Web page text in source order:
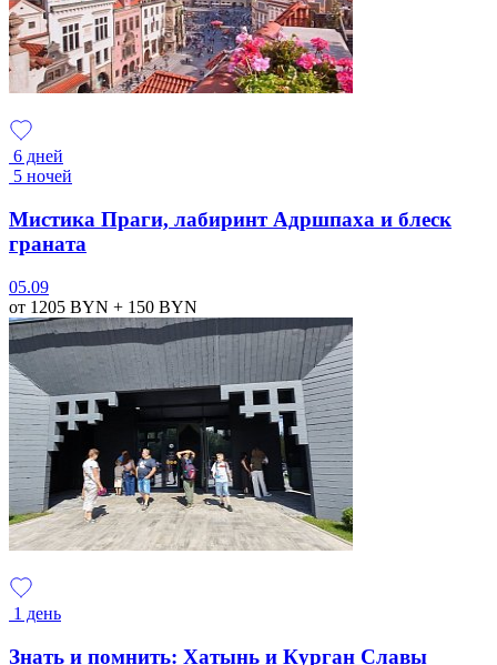
6 дней
5 ночей
Мистика Праги, лабиринт Адршпаха и блеск
граната
05.09
от 1205 BYN + 150 BYN
1 день
Знать и помнить: Хатынь и Курган Славы